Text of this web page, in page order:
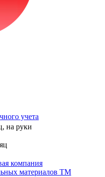
учета
на руки
компания
материалов ТМ